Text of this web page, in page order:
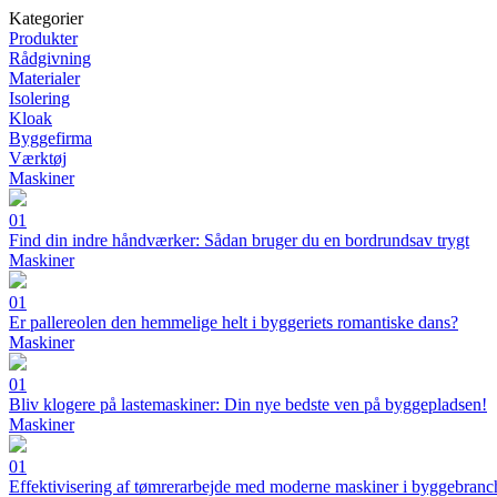
Kategorier
Produkter
Rådgivning
Materialer
Isolering
Kloak
Byggefirma
Værktøj
Maskiner
01
Find din indre håndværker: Sådan bruger du en bordrundsav trygt
Maskiner
01
Er pallereolen den hemmelige helt i byggeriets romantiske dans?
Maskiner
01
Bliv klogere på lastemaskiner: Din nye bedste ven på byggepladsen!
Maskiner
01
Effektivisering af tømrerarbejde med moderne maskiner i